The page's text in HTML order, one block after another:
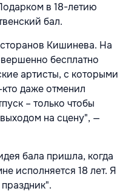
в 18-летию
бал.
Кишинева. На
бесплатно
артисты, с которыми
даже отменил
– только чтобы
на сцену", —
бала пришла, когда
исполняется 18 лет. Я